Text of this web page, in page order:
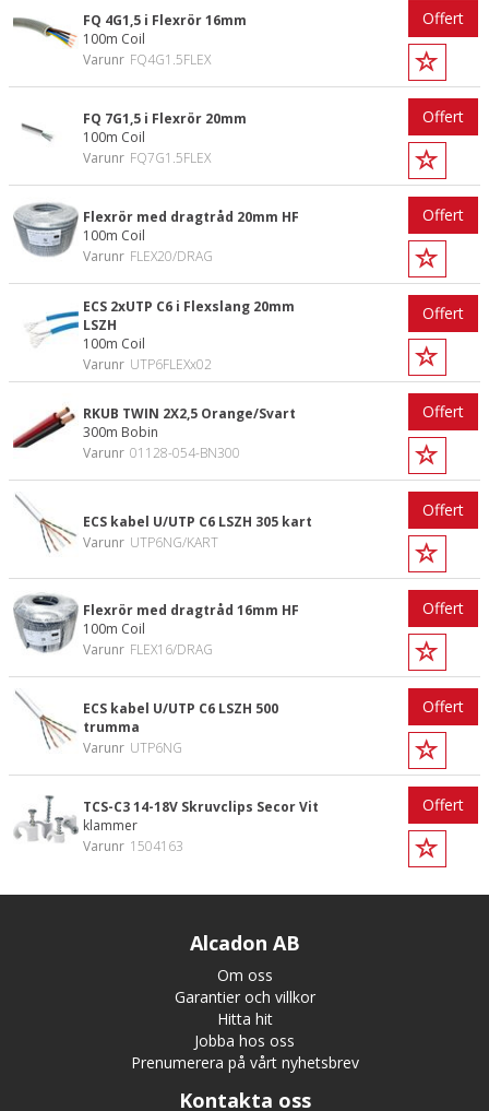
FQ 4G1,5 i Flexrör 16mm
100m Coil
Varunr FQ4G1.5FLEX
Offert
FQ 7G1,5 i Flexrör 20mm
100m Coil
Varunr FQ7G1.5FLEX
Offert
Flexrör med dragtråd 20mm HF
100m Coil
Varunr FLEX20/DRAG
Offert
ECS 2xUTP C6 i Flexslang 20mm
LSZH
100m Coil
Varunr UTP6FLEXx02
Offert
RKUB TWIN 2X2,5 Orange/Svart
300m Bobin
Varunr 01128-054-BN300
Offert
ECS kabel U/UTP C6 LSZH 305 kart
Varunr UTP6NG/KART
Offert
Flexrör med dragtråd 16mm HF
100m Coil
Varunr FLEX16/DRAG
Offert
ECS kabel U/UTP C6 LSZH 500
trumma
Varunr UTP6NG
Offert
TCS-C3 14-18V Skruvclips Secor Vit
klammer
Varunr 1504163
Offert
Alcadon AB
Om oss
Garantier och villkor
Hitta hit
Jobba hos oss
Prenumerera på vårt nyhetsbrev
Kontakta oss